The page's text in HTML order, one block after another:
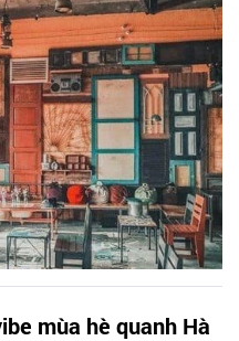
mùa hè quanh Hà